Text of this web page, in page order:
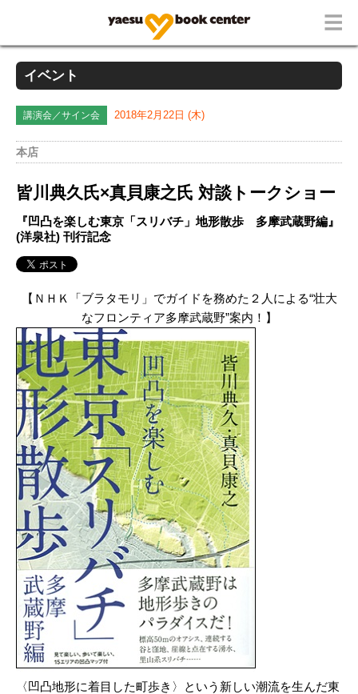
イベント
講演会／サイン会 2018年2月22日 (木)
本店
皆川典久氏×真貝康之氏 対談トークショー
『凹凸を楽しむ東京「スリバチ」地形散歩 多摩武蔵野編』
(洋泉社) 刊行記念
【ＮＨＫ「ブラタモリ」でガイドを務めた２人による“壮大
なフロンティア多摩武蔵野”案内！】
〈凹凸地形に着目した町歩き〉という新しい潮流を生んだ東